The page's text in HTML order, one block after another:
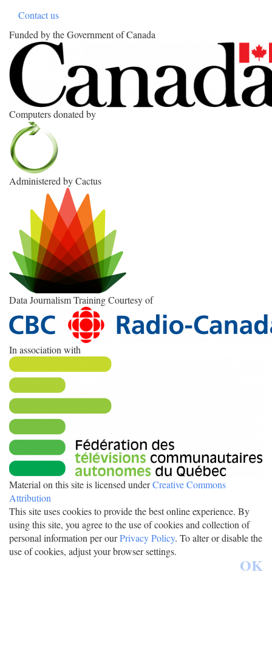
Contact us
Funded by the Government of Canada
Computers donated by
Administered by Cactus
Data Journalism Training Courtesy of
In association with
Material on this site is licensed underCreative Commons
Attribution
This site uses cookies to provide the best online experience. By
using this site, you agree to the use of cookies and collection of
personal information per ourPrivacy Policy. To alter or disable the
use of cookies, adjust your browser settings.
OK